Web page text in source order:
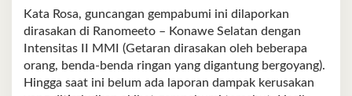
Kata Rosa, guncangan gempabumi ini dilaporkan
dirasakan di Ranomeeto – Konawe Selatan dengan
Intensitas II MMI (Getaran dirasakan oleh beberapa
orang, benda-benda ringan yang digantung bergoyang).
Hingga saat ini belum ada laporan dampak kerusakan